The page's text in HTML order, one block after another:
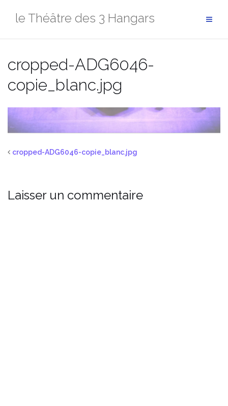
le Théâtre des 3 Hangars
cropped-ADG6046-
copie_blanc.jpg
cropped-ADG6046-copie_blanc.jpg
Laisser un commentaire